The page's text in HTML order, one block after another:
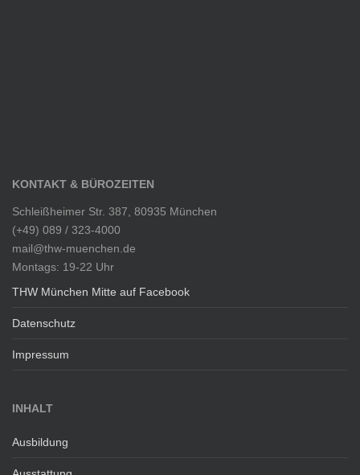
KONTAKT & BÜROZEITEN
Schleißheimer Str. 387, 80935 München
(+49) 089 / 323-4000
mail@thw-muenchen.de
Montags: 19-22 Uhr
THW München Mitte auf Facebook
Datenschutz
Impressum
INHALT
Ausbildung